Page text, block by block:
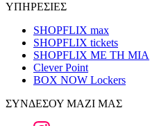
ΥΠΗΡΕΣΙΕΣ
SHOPFLIX max
SHOPFLIX tickets
SHOPFLIX ΜΕ ΤΗ ΜΙΑ
Clever Point
BOX NOW Lockers
ΣΥΝΔΕΣΟΥ ΜΑΖΙ ΜΑΣ